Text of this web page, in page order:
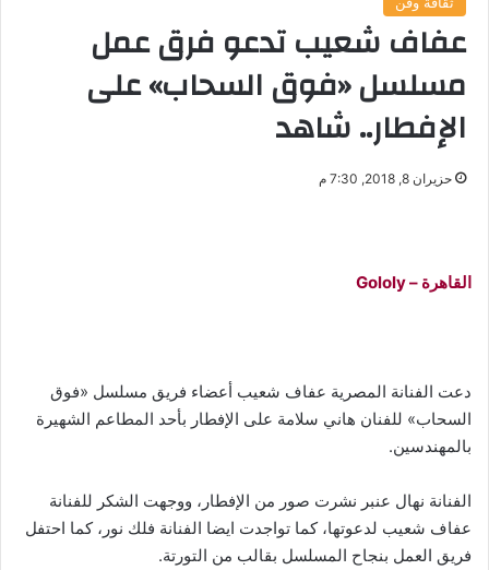
عفاف شعيب تدعو فرق عمل
مسلسل «فوق السحاب» على
الإفطار.. شاهد
حزيران 8, 2018, 7:30 م
القاهرة – Gololy
دعت الفنانة المصرية عفاف شعيب أعضاء فريق مسلسل «فوق
السحاب» للفنان هاني سلامة على الإفطار بأحد المطاعم الشهيرة
بالمهندسين.
الفنانة نهال عنبر نشرت صور من الإفطار، ووجهت الشكر للفنانة
عفاف شعيب لدعوتها، كما تواجدت ايضا الفنانة فلك نور، كما احتفل
فريق العمل بنجاح المسلسل بقالب من التورتة.